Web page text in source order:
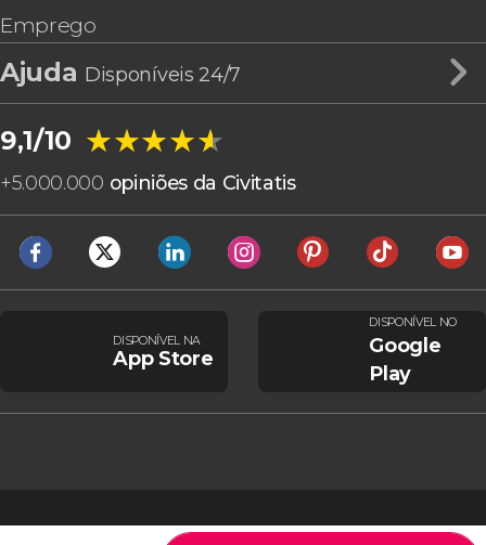
Emprego
Ajuda Disponíveis 24/7
9,1/10 ★★★★★
★★★★★
+5.000.000 opiniões da Civitatis
DISPONÍVEL NA
App Store
DISPONÍVEL NO
Google
Play